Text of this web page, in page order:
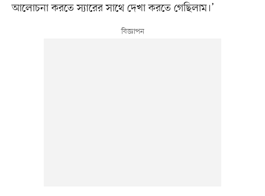
আলোচনা করতে স্যারের সাথে দেখা করতে গেছিলাম।’